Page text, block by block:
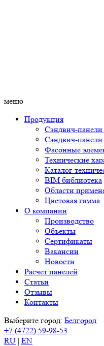
меню
Продукция
Сэндвич-
Сэндвич-
Фасонные
Технические
Каталог
BIM библиотека
Области
Цветовая гамма
О компании
Производство
Объекты
Сертификаты
Вакансии
Новости
Расчет панелей
Статьи
Отзывы
Контакты
Выберите город: Белгород
+7 (4722) 59-98-53
RU | EN